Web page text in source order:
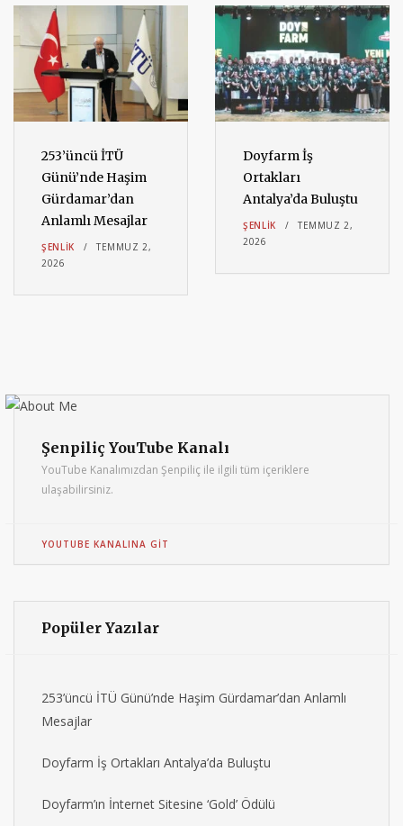
253’üncü İTÜ
Günü’nde Haşim
Gürdamar’dan
Anlamlı Mesajlar
ŞENLIK
TEMMUZ 2,
2026
Doyfarm İş
Ortakları
Antalya’da Buluştu
ŞENLIK
TEMMUZ 2,
2026
Şenpiliç YouTube Kanalı
YouTube Kanalımızdan Şenpiliç ile ilgili tüm içeriklere
ulaşabilirsiniz.
YOUTUBE KANALINA GIT
Popüler Yazılar
253’üncü İTÜ Günü’nde Haşim Gürdamar’dan Anlamlı
Mesajlar
Doyfarm İş Ortakları Antalya’da Buluştu
Doyfarm’ın İnternet Sitesine ‘Gold’ Ödülü